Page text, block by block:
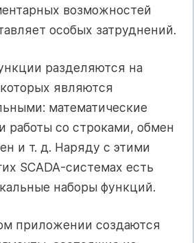
возможностей
особых затруднений.
разделяются на
являются
математические
работы со строками, обмен
и т. д. Наряду с этими
SCADA-системах есть
наборы функций.
приложении создаются